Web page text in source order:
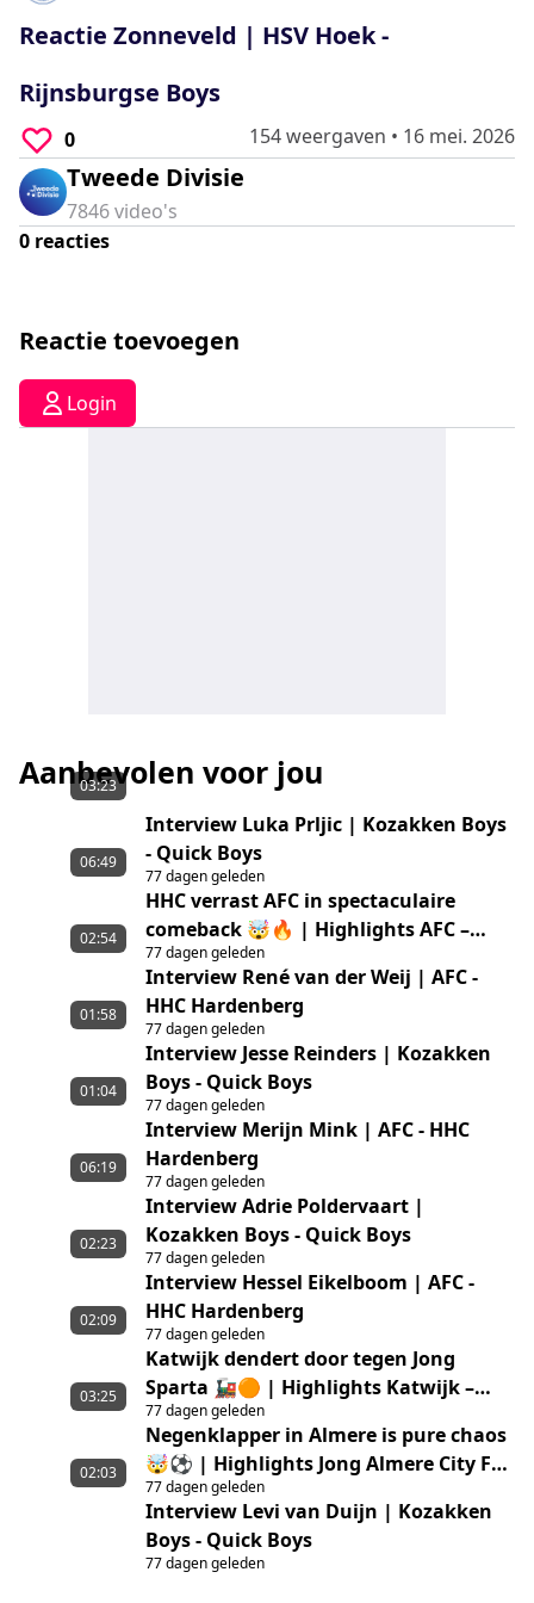
seconds
Reactie Zonneveld | HSV Hoek -
Rijnsburgse Boys
0 154 weergaven • 16 mei. 2026
Tweede Divisie
7846video's
0 reacties
Reactie toevoegen
Login
Aanbevolen voor jou
03:23
Interview Luka Prljic | Kozakken Boys
- Quick Boys
77 dagen geleden
06:49
HHC verrast AFC in spectaculaire
comeback 🤯🔥 | Highlights AFC –
HHC Hardenberg
77 dagen geleden
02:54
Interview René van der Weij | AFC -
HHC Hardenberg
77 dagen geleden
01:58
Interview Jesse Reinders | Kozakken
Boys - Quick Boys
77 dagen geleden
01:04
Interview Merijn Mink | AFC - HHC
Hardenberg
77 dagen geleden
06:19
Interview Adrie Poldervaart |
Kozakken Boys - Quick Boys
77 dagen geleden
02:23
Interview Hessel Eikelboom | AFC -
HHC Hardenberg
77 dagen geleden
02:09
Katwijk dendert door tegen Jong
Sparta 🚂🟠 | Highlights Katwijk –
Jong Sparta Rotterdam
77 dagen geleden
03:25
Negenklapper in Almere is pure chaos
🤯⚽ | Highlights Jong Almere City FC
– GVVV
77 dagen geleden
02:03
Interview Levi van Duijn | Kozakken
Boys - Quick Boys
77 dagen geleden